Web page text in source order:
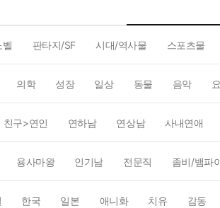
벨 판타지/SF 시대/역사물 스포츠물
의학 성장 일상 동물 음악
친구>연인 연하남 연상남 사내연애
용사마왕 인기남 전문직 좀비/뱀파
한국 일본 애니화 치유 감동